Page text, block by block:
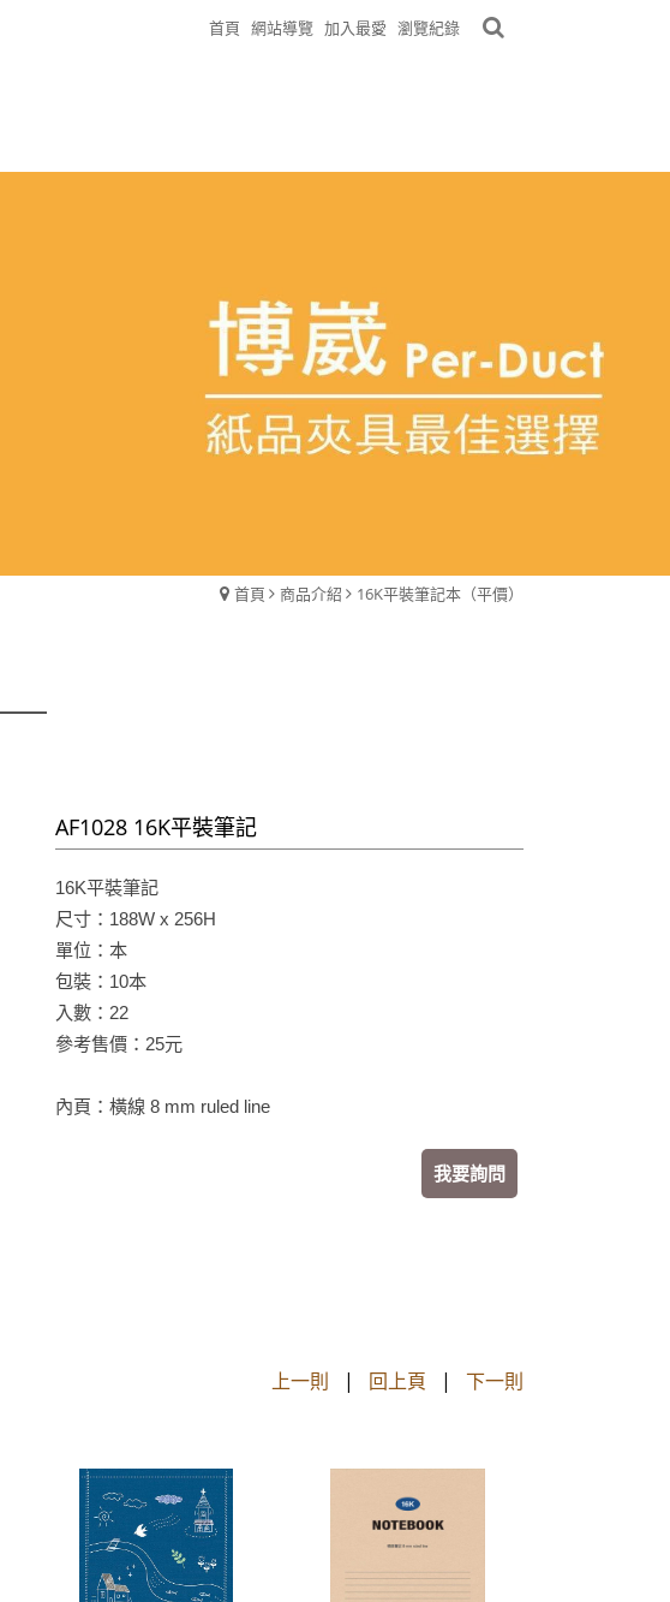
首頁 網站導覽 加入最愛 瀏覽紀錄
首頁 商品介紹 16K平裝筆記本（平價）
AF1028 16K平裝筆記
16K平裝筆記
尺寸：188W x 256H
單位：本
包裝：10本
入數：22
參考售價：25元
內頁：橫線 8 mm ruled line
我要詢問
上一則 | 回上頁 | 下一則